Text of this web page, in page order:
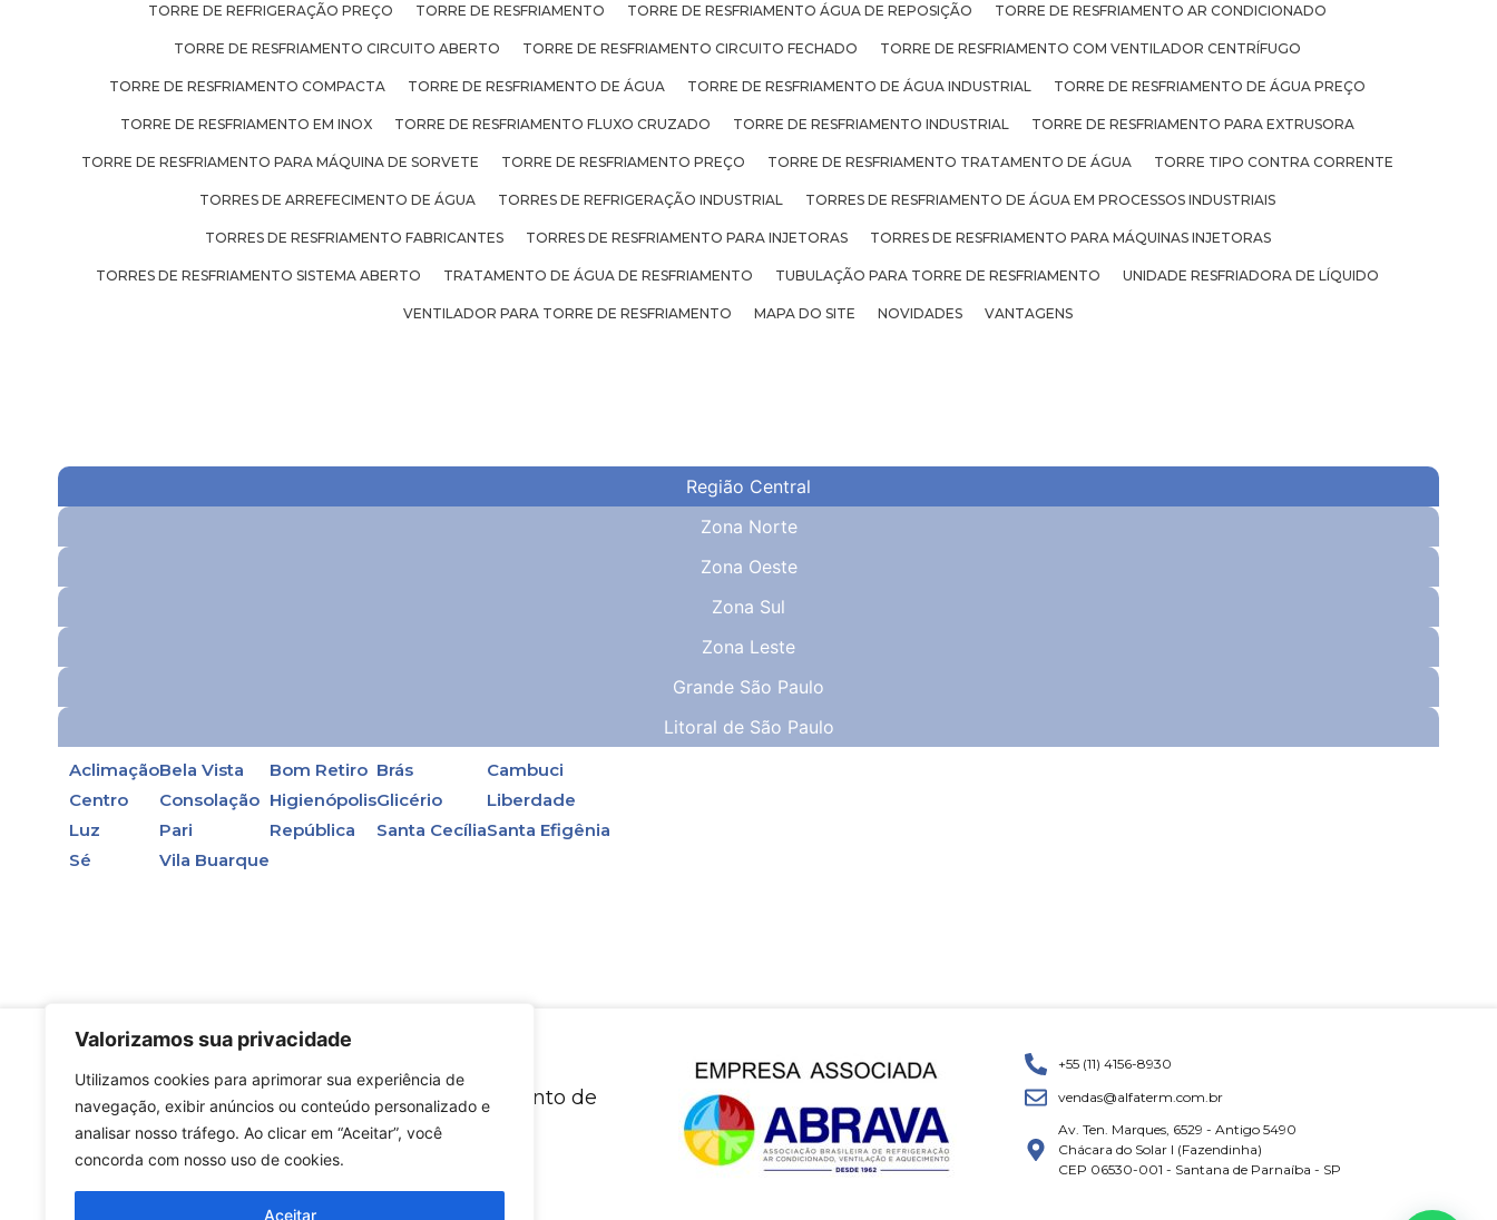
Valorizamos sua privacidade
Utilizamos cookies para aprimorar sua experiência de
navegação, exibir anúncios ou conteúdo personalizado e
analisar nosso tráfego. Ao clicar em “Aceitar”, você
concorda com nosso uso de cookies.
Aceitar
TORRE DE REFRIGERAÇÃO PREÇO TORRE DE RESFRIAMENTO TORRE DE RESFRIAMENTO ÁGUA DE REPOSIÇÃO TORRE DE RESFRIAMENTO AR CONDICIONADO
TORRE DE RESFRIAMENTO CIRCUITO ABERTO TORRE DE RESFRIAMENTO CIRCUITO FECHADO TORRE DE RESFRIAMENTO COM VENTILADOR CENTRÍFUGO
TORRE DE RESFRIAMENTO COMPACTA TORRE DE RESFRIAMENTO DE ÁGUA TORRE DE RESFRIAMENTO DE ÁGUA INDUSTRIAL TORRE DE RESFRIAMENTO DE ÁGUA PREÇO
TORRE DE RESFRIAMENTO EM INOX TORRE DE RESFRIAMENTO FLUXO CRUZADO TORRE DE RESFRIAMENTO INDUSTRIAL TORRE DE RESFRIAMENTO PARA EXTRUSORA
TORRE DE RESFRIAMENTO PARA MÁQUINA DE SORVETE TORRE DE RESFRIAMENTO PREÇO TORRE DE RESFRIAMENTO TRATAMENTO DE ÁGUA TORRE TIPO CONTRA CORRENTE
TORRES DE ARREFECIMENTO DE ÁGUA TORRES DE REFRIGERAÇÃO INDUSTRIAL TORRES DE RESFRIAMENTO DE ÁGUA EM PROCESSOS INDUSTRIAIS
TORRES DE RESFRIAMENTO FABRICANTES TORRES DE RESFRIAMENTO PARA INJETORAS TORRES DE RESFRIAMENTO PARA MÁQUINAS INJETORAS
TORRES DE RESFRIAMENTO SISTEMA ABERTO TRATAMENTO DE ÁGUA DE RESFRIAMENTO TUBULAÇÃO PARA TORRE DE RESFRIAMENTO UNIDADE RESFRIADORA DE LÍQUIDO
VENTILADOR PARA TORRE DE RESFRIAMENTO MAPA DO SITE NOVIDADES VANTAGENS
Região Central
Zona Norte
Zona Oeste
Zona Sul
Zona Leste
Grande São Paulo
Litoral de São Paulo
Aclimação
Centro
Luz
Sé
Bela Vista
Consolação
Pari
Vila Buarque
Bom Retiro
Higienópolis
República
Brás
Glicério
Santa Cecília
Cambuci
Liberdade
Santa Efigênia
En la primera opción, en las torres de enfriamiento de
agua.
+55 (11) 4156-8930
vendas@alfaterm.com.br
Av. Ten. Marques, 6529 - Antigo 5490
Chácara do Solar I (Fazendinha)
CEP 06530-001 - Santana de Parnaíba - SP